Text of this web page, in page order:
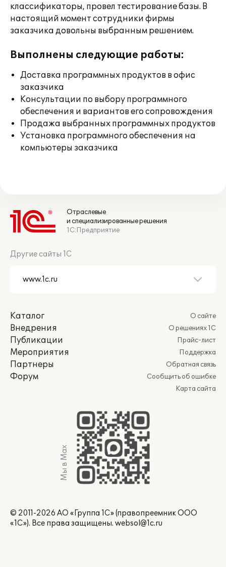
классификаторы, провел тестирование базы. В
настоящий момент сотрудники фирмы
заказчика довольны выбранным решением.
Выполнены следующие работы:
Доставка программных продуктов в офис
заказчика
Консультации по выбору программного
обеспечения и вариантов его сопровождения
Продажа выбранных программных продуктов
Установка программного обеспечения на
компьютеры заказчика
Отраслевые
и специализированные решения
1С:Предприятие
Другие сайты 1С
Каталог
Внедрения
Публикации
Мероприятия
Партнеры
Форум
О сайте
О решениях 1С
Прайс-лист
Поддержка
Обратная связь
Сообщить об ошибке
Карта сайта
Мы в Max
© 2011-2026 АО «Группа 1С» (правопреемник ООО
«1С»). Все права защищены. websol@1c.ru